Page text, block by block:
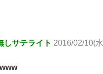
】2周目も全員でやる隊と
別として
しサテライト 2016/02/10(